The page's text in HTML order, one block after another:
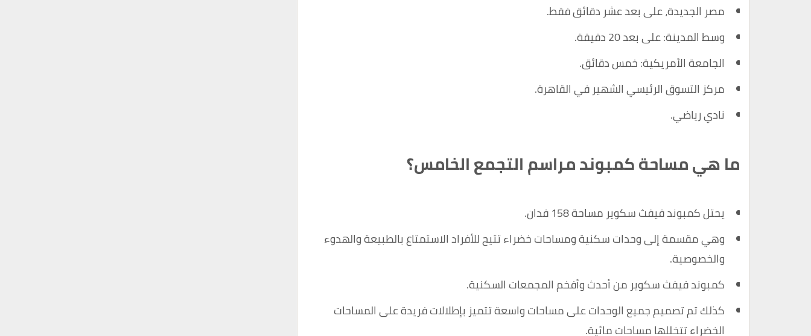
مصر الجديدة، على بعد عشر دقائق فقط.
وسط المدينة: على بعد 20 دقيقة.
الجامعة الأمريكية: خمس دقائق.
مركز التسوق الرئيسي الشهير في القاهرة.
نادي رياضي.
ما هي مساحة كمبوند مراسم التجمع الخامس؟
يحتل كمبوند فيفث سكوير مساحة 158 فدان.
وهي مقسمة إلى وحدات سكنية ومساحات خضراء تتيح للأفراد الاستمتاع بالطبيعة والهدوء
والخصوصية.
كمبوند فيفث سكوير من أحدث وأفخم المجمعات السكنية.
كذلك تم تصميم جميع الوحدات على مساحات واسعة تتميز بإطلالات فريدة على المساحات
الخضراء تتخللها مساحات مائية.